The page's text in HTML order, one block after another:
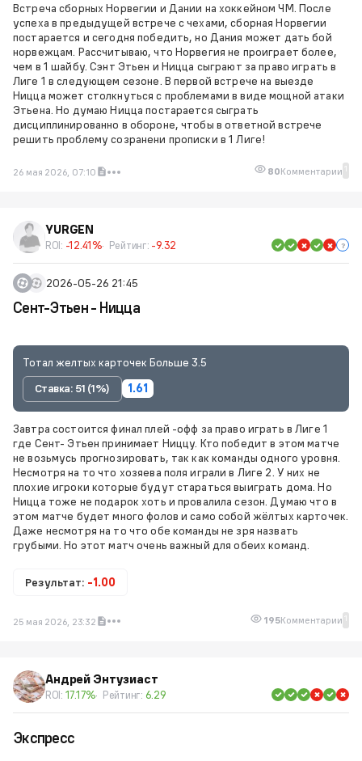
Встреча сборных Норвегии и Дании на хоккейном ЧМ. После
успеха в предыдущей встрече с чехами, сборная Норвегии
постарается и сегодня победить, но Дания может дать бой
норвежцам. Рассчитываю, что Норвегия не проиграет более,
чем в 1 шайбу. Сэнт Этьен и Ницца сыграют за право играть в
Лиге 1 в следующем сезоне. В первой встрече на выезде
Ницца может столкнуться с проблемами в виде мощной атаки
Этьена. Но думаю Ницца постарается сыграть
дисциплинированно в обороне, чтобы в ответной встрече
решить проблему созранени прописки в 1 Лиге!
26 мая 2026, 07:10 80Комментарии 1
YURGEN
ROI: -12.41% Рейтинг: -9.32
2026-05-26 21:45
Сент-Этьен - Ницца
Тотал желтых карточек Больше 3.5
Ставка: 51 (1%)
1.61
Завтра состоится финал плей -офф за право играть в Лиге 1
где Сент- Этьен принимает Ниццу. Кто победит в этом матче
не возьмусь прогнозировать, так как команды одного уровня.
Несмотря на то что хозяева поля играли в Лиге 2. У них не
плохие игроки которые будут стараться выиграть дома. Но
Ницца тоже не подарок хоть и провалила сезон. Думаю что в
этом матче будет много фолов и само собой жёлтых карточек.
Даже несмотря на то что обе команды не зря назвать
грубыми. Но этот матч очень важный для обеих команд.
Результат: -1.00
25 мая 2026, 23:32 195Комментарии 1
Андрей Энтузиаст
ROI: 17.17% Рейтинг: 6.29
Экспресс